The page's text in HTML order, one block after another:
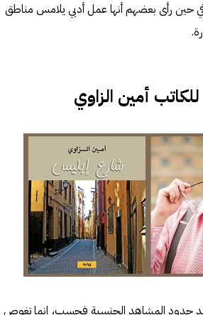
في حين رأى بعضهم أنها عمل أدبي يلامس مناطق
حدود المشاهد الجنسية فحسب، إنما تغوص